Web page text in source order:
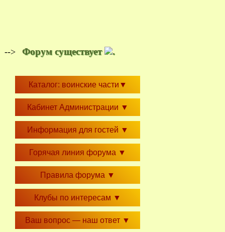
--> Форум существует .
Каталог: воинские части ▼
Кабинет Администрации ▼
Информация для гостей ▼
Горячая линия форума ▼
Правила форума ▼
Клубы по интересам ▼
Ваш вопрос — наш ответ ▼